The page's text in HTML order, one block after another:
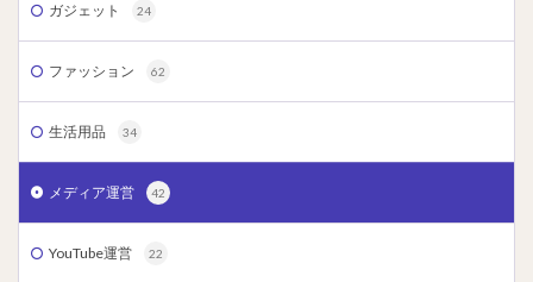
ガジェット 24
ファッション 62
生活用品 34
メディア運営 42
YouTube運営 22